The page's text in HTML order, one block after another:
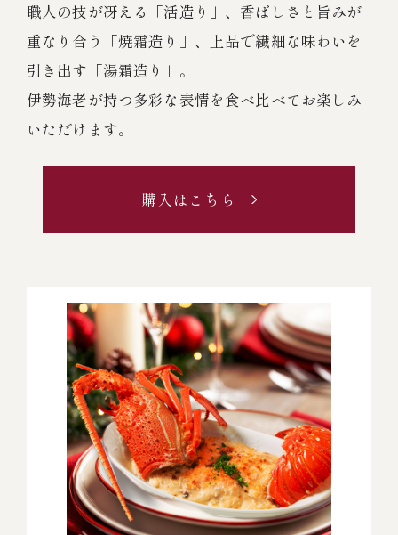
職人の技が冴える「活造り」、香ばしさと旨みが
重なり合う「焼霜造り」、上品で繊細な味わいを
引き出す「湯霜造り」。
伊勢海老が持つ多彩な表情を食べ比べてお楽しみ
いただけます。
購入はこちら